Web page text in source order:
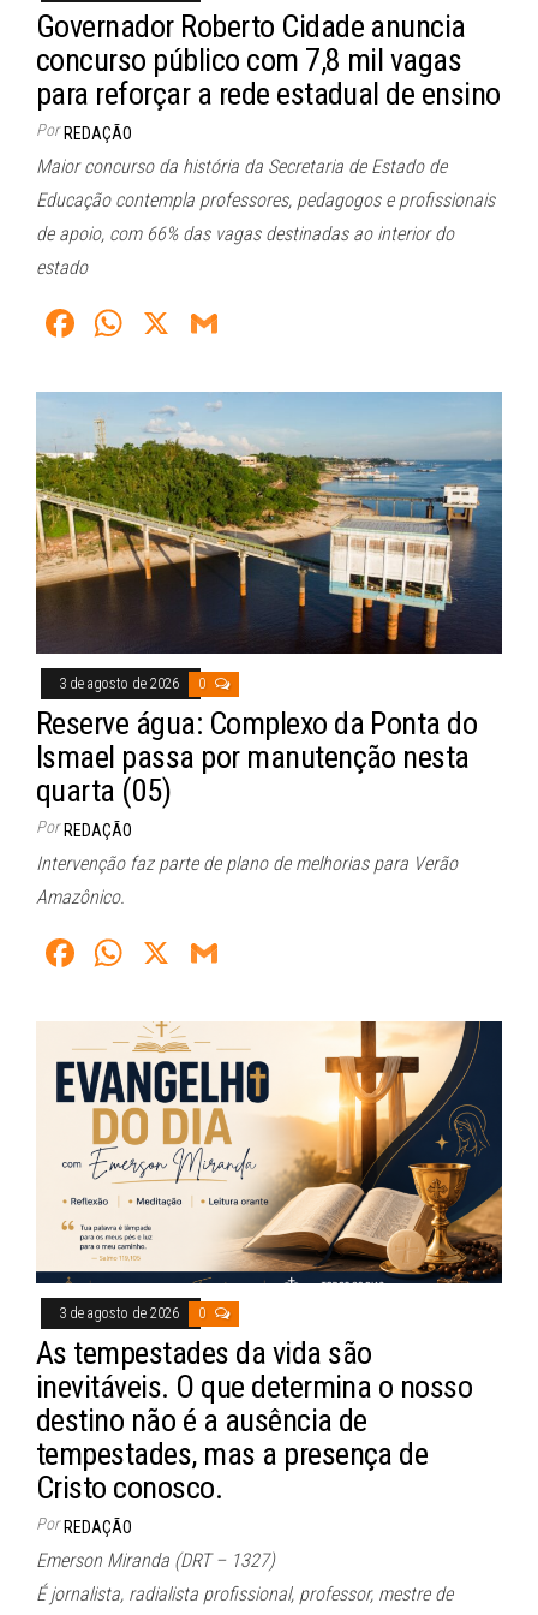
Governador Roberto Cidade anuncia
concurso público com 7,8 mil vagas
para reforçar a rede estadual de ensino
Por REDAÇÃO
Maior concurso da história da Secretaria de Estado de
Educação contempla professores, pedagogos e profissionais
de apoio, com 66% das vagas destinadas ao interior do
estado
Fa
bo
ok
W
ts
A
pp
X
ail
3 de agosto de 2026 0
Reserve água: Complexo da Ponta do
Ismael passa por manutenção nesta
quarta (05)
Por REDAÇÃO
Intervenção faz parte de plano de melhorias para Verão
Amazônico.
Fa
bo
ok
W
ts
A
pp
X
ail
3 de agosto de 2026 0
As tempestades da vida são
inevitáveis. O que determina o nosso
destino não é a ausência de
tempestades, mas a presença de
Cristo conosco.
Por REDAÇÃO
Emerson Miranda (DRT – 1327)
É jornalista, radialista profissional, professor, mestre de